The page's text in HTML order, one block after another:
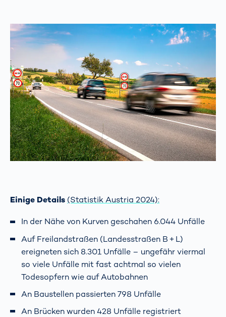
Einige Details (Statistik Austria 2024):
In der Nähe von Kurven geschahen 6.044 Unfälle
Auf Freilandstraßen (Landesstraßen B + L)
ereigneten sich 8.301 Unfälle – ungefähr viermal
so viele Unfälle mit fast achtmal so vielen
Todesopfern wie auf Autobahnen
An Baustellen passierten 798 Unfälle
An Brücken wurden 428 Unfälle registriert